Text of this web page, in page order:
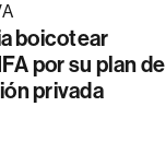
boicotear
por su plan de
privada